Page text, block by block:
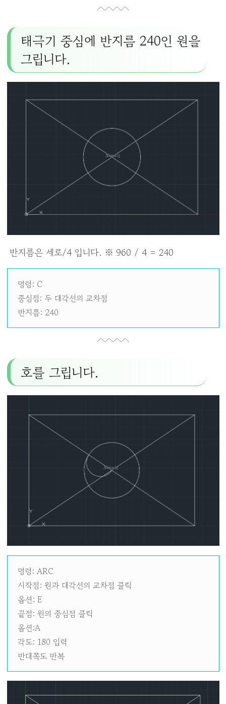
태극기 중심에 반지름 240인 원을
그립니다.
반지름은 세로/4 입니다. ※ 960 / 4 = 240
명령: C
중심점: 두 대각선의 교차점
반지름: 240
호를 그립니다.
명령: ARC
시작점: 원과 대각선의 교차점 클릭
옵션: E
끝점: 원의 중심점 클릭
옵션:A
각도: 180 입력
반대쪽도 반복